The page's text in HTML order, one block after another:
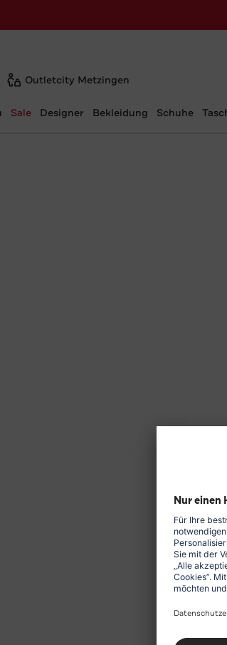
Outletcity Metzingen
Sale Designer Bekleidung Schuhe